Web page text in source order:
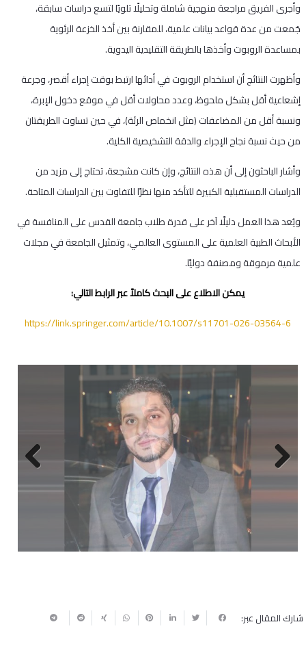
وأجرى الفريق مراجعة منهجية شاملة وتحليلًا تلويًا لتسع دراسات سابقة،
جُمعت من عدة قواعد بيانات علمية، للمقارنة بين أخذ الخزعة الرئوية
بمساعدة الروبوت وأخذها بالطريقة التقليدية اليدوية.
وأظهرت النتائج أن استخدام الروبوت في أدائها ارتبط بوقت إجراء أقصر، وجرعة
إشعاعية أقل بشكل ملحوظ، وعدد محاولات أقل في موقع دخول الإبرة،
ونسبة أقل من المضاعفات (مثل انخماص الرئة)، في حين تساوت الطريقتان
من حيث نسبة نجاح الإجراء والدقة التشخيصية الكلية.
وأشار الباحثون إلى أن هذه النتائج، وإن كانت مشجعة، تحتاج إلى مزيد من
الدراسات المستقبلية الكبيرة للتأكد منها نظرًا للتفاوت بين الدراسات المتاحة.
ويُعد هذا العمل دليلًا آخر على قدرة طلاب جامعة القدس على المنافسة في
الأبحاث الطبية العلمية على المستوى العالمي، وتمثيل الجامعة في مجلات
علمية مرموقة ومصنفة دوليًا.
يمكن الاطلاع على البحث كاملاً عبر الرابط التالي:
https://link.springer.com/article/10.1007/s11701-026-03564-6
Next
شارك المقال عبر: